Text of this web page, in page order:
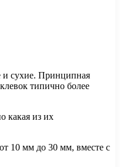
и сухие. Принципная
типично более
какая из их
10 мм до 30 мм, вместе с